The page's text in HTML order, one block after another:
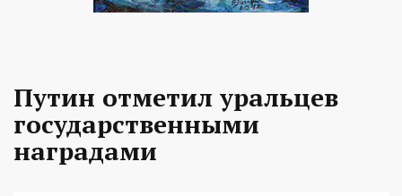
Путин отметил уральцев
государственными
наградами